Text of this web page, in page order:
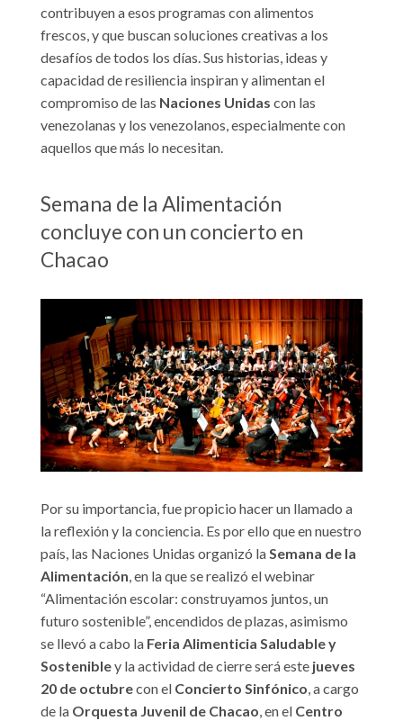
contribuyen a esos programas con alimentos
frescos, y que buscan soluciones creativas a los
desafíos de todos los días. Sus historias, ideas y
capacidad de resiliencia inspiran y alimentan el
compromiso de las Naciones Unidas con las
venezolanas y los venezolanos, especialmente con
aquellos que más lo necesitan.
Semana de la Alimentación
concluye con un concierto en
Chacao
Por su importancia, fue propicio hacer un llamado a
la reflexión y la conciencia. Es por ello que en nuestro
país, las Naciones Unidas organizó laSemana de la
Alimentación, en la que se realizó el webinar
“Alimentación escolar: construyamos juntos, un
futuro sostenible”, encendidos de plazas, asimismo
se llevó a cabo la Feria Alimenticia Saludable y
Sostenibley la actividad de cierre será este jueves
20 de octubrecon el Concierto Sinfónico, a cargo
de la Orquesta Juvenil de Chacao, en el Centro